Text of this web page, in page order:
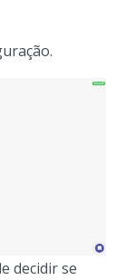
decidir se